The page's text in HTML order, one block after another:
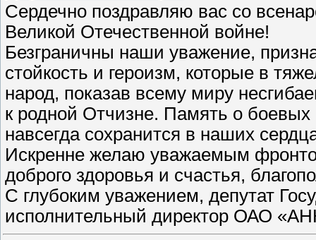
Сердечно поздравляю вас со
Великой Отечественной войне!
Безграничны наши уважение,
стойкость и героизм, которые в
народ, показав всему миру
к родной Отчизне. Память о боевых
навсегда сохранится в наших
Искренне желаю уважаемым
доброго здоровья и счастья,
С глубоким уважением, депутат
исполнительный директор ОАО